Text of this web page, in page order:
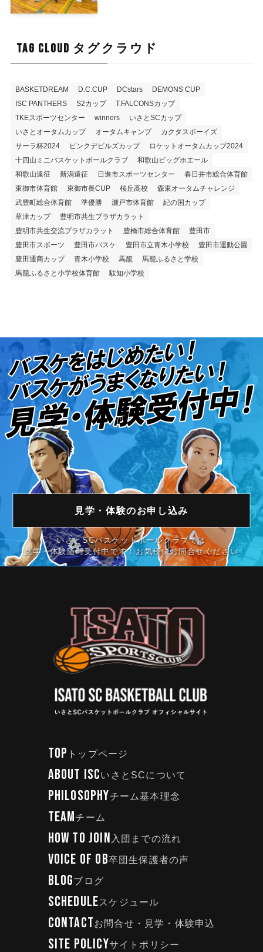
TAG CLOUD タグクラウド
BASKETDREAM D.C.CUP DCstars
DEMONS CUP
ISC PANTHERS
S2カップ
T.FALCONSカップ
TKEスポーツセンター
winners
いさとSCカップ
いさとオータムカップ
オータムキャンプ
カクタスボーイズ
サーラ杯2024
ピンクデビルズカップ
ロケットオータムカップ2024
十四山ミニバスケットボールクラブ
和歌山ビッグホエール
和歌山遠征
新潟遠征 日進市スポーツセンター
春日井市総合体育館
東御市体育館
東御市長CUP 桜丘高校
森東オータムチャレンジ
武豊町総合体育館
準優勝 瀬戸市体育館
紀の国カップ
草津カップ
豊明市共生プラザカラット
豊明市共生交流プラザカラット
豊橋市総合体育館
豊田市
豊田市スポーツ
豊田市バスケ 豊田市立青木小学校
豊田市運動公園
豊田通商カップ
青木小学校 馬籠
馬籠ふるさと学校
馬籠ふるさと小学校体育館
駄知小学校
見学・体験のお申し込み
いさとSCバスケットボールクラブでは
見学・体験随時受付中です！お気軽にお問合せください
TOP トップページ
ABOUT ISCいさとSCについて
PHILOSOPHYチーム基本理念
TEAMチーム
HOW TO JOIN 入団までの流れ
VOICE OF OB卒団生保護者の声
BLOGブログ
SCHEDULEスケジュール
CONTACTお問合せ・見学・体験申込
SITE POLICYサイトポリシー